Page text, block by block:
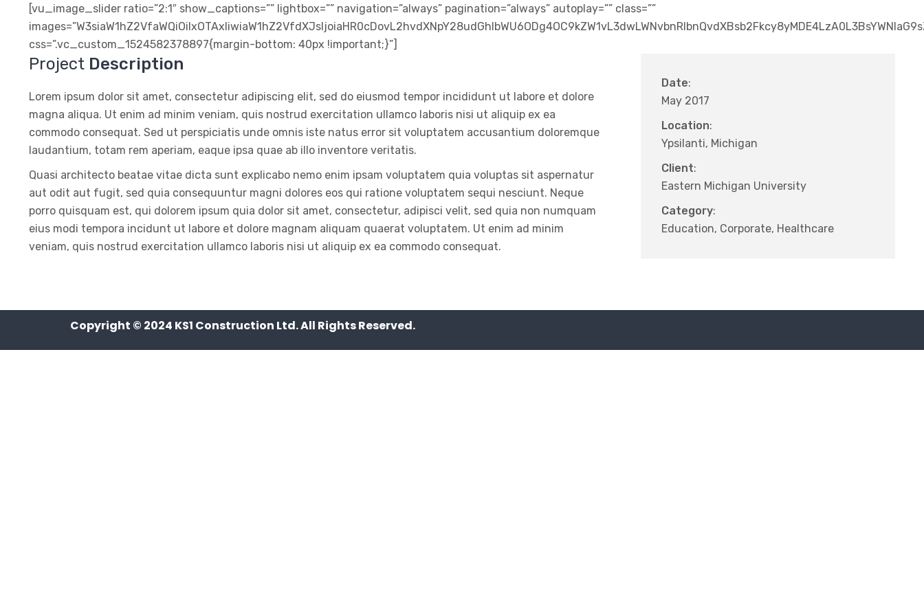
[vu_image_slider ratio=”2:1″ show_captions=”” lightbox=”” navigation=”always” pagination=”always” autoplay=”” class=””
css=”.vc_custom_1524582378897{margin-bottom: 40px !important;}”]
Project Description
Lorem ipsum dolor sit amet, consectetur adipiscing elit, sed do eiusmod tempor incididunt ut labore et dolore
magna aliqua. Ut enim ad minim veniam, quis nostrud exercitation ullamco laboris nisi ut aliquip ex ea
commodo consequat. Sed ut perspiciatis unde omnis iste natus error sit voluptatem accusantium doloremque
laudantium, totam rem aperiam, eaque ipsa quae ab illo inventore veritatis.
Quasi architecto beatae vitae dicta sunt explicabo nemo enim ipsam voluptatem quia voluptas sit aspernatur
aut odit aut fugit, sed quia consequuntur magni dolores eos qui ratione voluptatem sequi nesciunt. Neque
porro quisquam est, qui dolorem ipsum quia dolor sit amet, consectetur, adipisci velit, sed quia non numquam
eius modi tempora incidunt ut labore et dolore magnam aliquam quaerat voluptatem. Ut enim ad minim
veniam, quis nostrud exercitation ullamco laboris nisi ut aliquip ex ea commodo consequat.
Date:
May 2017
Location:
Ypsilanti, Michigan
Client:
Eastern Michigan University
Category:
Education, Corporate, Healthcare
Copyright © 2024 KS1 Construction Ltd. All Rights Reserved.